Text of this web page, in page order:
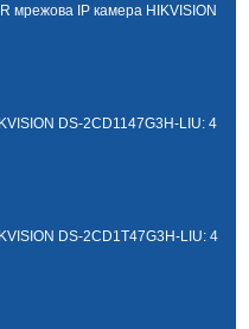
мрежова IP камера HIKVISION
DS-2CD1147G3H-LIU: 4
DS-2CD1T47G3H-LIU: 4